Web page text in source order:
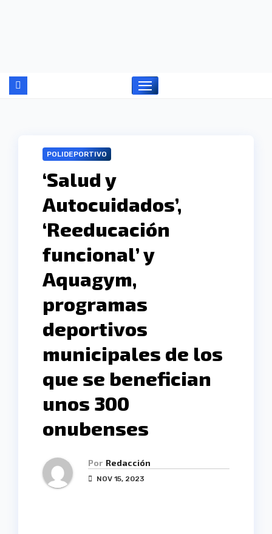
POLIDEPORTIVO
‘Salud y
Autocuidados’,
‘Reeducación
funcional’ y
Aquagym,
programas
deportivos
municipales de los
que se benefician
unos 300
onubenses
Por Redacción
NOV 15, 2023